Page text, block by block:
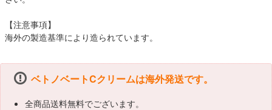
【注意事項】
海外の製造基準により造られています。
ベトノベートCクリームは海外発送です。
全商品送料無料でございます。